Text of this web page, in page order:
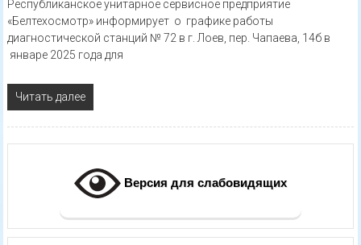
Республиканское унитарное сервисное предприятие
«Белтехосмотр» информирует о графике работы
диагностической станций № 72 в г. Лоев, пер. Чапаева, 14б в
январе 2025 года для
Читать далее
Версия для слабовидящих